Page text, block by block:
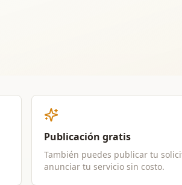
Publicación gratis
También puedes publicar tu
anunciar tu servicio sin costo.